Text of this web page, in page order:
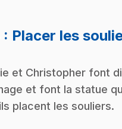
: Placer les
et Christopher font
et font la statue
placent les souliers.